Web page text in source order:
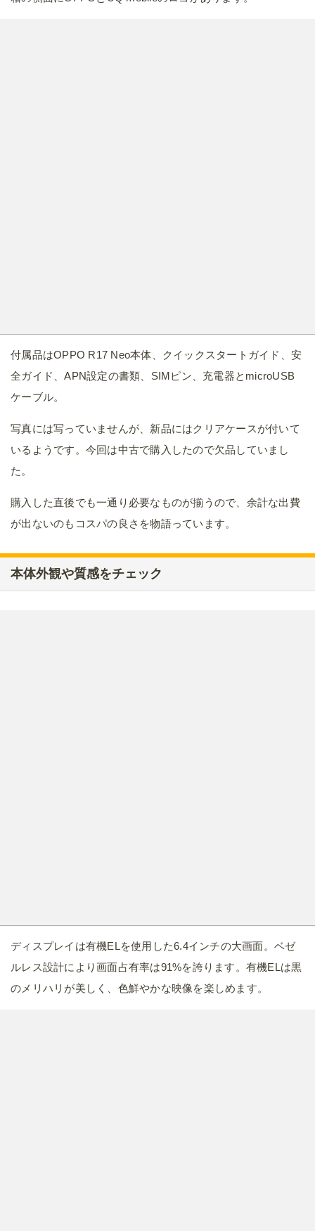
付属品はOPPO R17 Neo本体、クイックスタートガイド、安
全ガイド、APN設定の書類、SIMピン、充電器とmicroUSB
ケーブル。
写真には写っていませんが、新品にはクリアケースが付いて
いるようです。今回は中古で購入したので欠品していまし
た。
購入した直後でも一通り必要なものが揃うので、余計な出費
が出ないのもコスパの良さを物語っています。
本体外観や質感をチェック
ディスプレイは有機ELを使用した6.4インチの大画面。ベゼ
ルレス設計により画面占有率は91%を誇ります。有機ELは黒
のメリハリが美しく、色鮮やかな映像を楽しめます。